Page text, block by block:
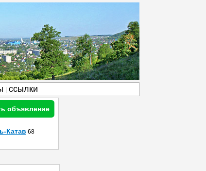
ссылки
объявление
Катав 68